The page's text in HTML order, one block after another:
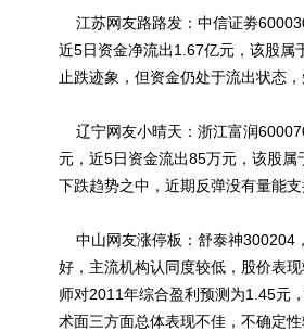
江苏网友路路发：中信证劵
近5日资金净流出1.67亿元，该股属
止跌迹象，但资金仍处于流出状态，
辽宁网友小晴天：浙江富润
元，近5日资金流出85万元，该股
下跌趋势之中，近期反弹没有量能支
中山网友涨停板：舒泰神300204
好，主流机构认同度较低，股价表
师对2011年综合盈利预测为1.45元
术面三方面总体表现不佳，不确定性